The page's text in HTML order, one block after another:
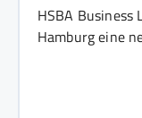
HSBA Business
Hamburg eine